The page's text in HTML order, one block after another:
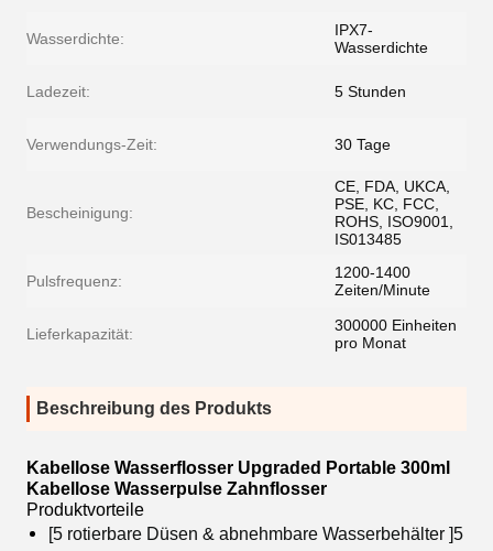
Wasserdichte:
IPX7-
Wasserdichte
Ladezeit: 5 Stunden
Verwendungs-Zeit: 30 Tage
Bescheinigung:
CE, FDA, UKCA,
PSE, KC, FCC,
ROHS, ISO9001,
IS013485
Pulsfrequenz:
1200-1400
Zeiten/Minute
Lieferkapazität:
300000 Einheiten
pro Monat
Beschreibung des Produkts
Kabellose Wasserflosser Upgraded Portable 300ml
Kabellose Wasserpulse Zahnflosser
Produktvorteile
[5 rotierbare Düsen & abnehmbare Wasserbehälter ]5